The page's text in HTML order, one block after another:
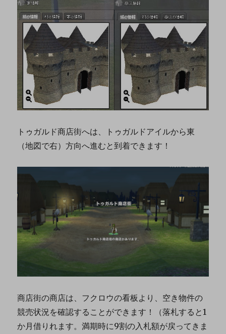
トゥガルド商店街へは、トゥガルドアイルから東
（地図で右）方向へ進むと到着できます！
商店街の商店は、フクロウの看板より、空き物件の
競売状況を確認することができます！（落札すると1
か月借りれます。満期時に9割の入札額が戻ってきま